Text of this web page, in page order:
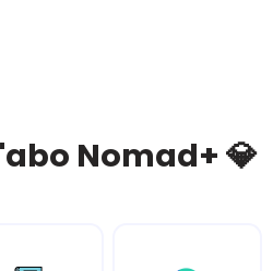
Nomad+ 💎